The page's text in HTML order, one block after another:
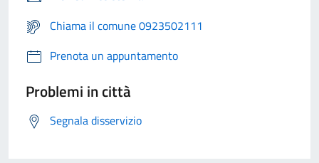
Chiama il comune 0923502111
Prenota un appuntamento
Problemi in città
Segnala disservizio